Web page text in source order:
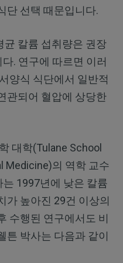
단 선택 때문입니다.
균 칼륨 섭취량은 권장
. 연구에 따르면 이러
양식 식단에서 일반적
관되어 혈압에 상당한
대학(Tulane School
Medicine)의 역학 교수
1997년에 낮은 칼륨
가 높아진 29건 이상의
수행된 연구에서도 비
튼 박사는 다음과 같이